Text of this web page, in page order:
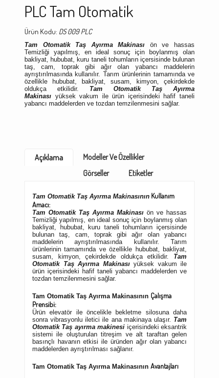
PLC Tam Otomatik
Ürün Kodu: DS 009 PLC
Tam Otomatik Taş Ayırma Makinası ön ve hassas
Temizliği yapılmış, en ideal sonuç için boylanmış olan
bakliyat, hububat, kuru taneli tohumların içersisinde bulunan
taş, cam, toprak gibi ağır olan yabancı maddelerin
ayrıştırılmasında kullanılır. Tarım ürünlerinin tamamında ve
özellikle hububat, bakliyat, susam, kimyon, çekirdekde
oldukça etkilidir. Tam Otomatik
Taş Ayırma
Makinası yüksek vakum ile ürün içerisindeki hafif taneli
yabancı maddelerden ve tozdan temzilenmesini sağlar.
Açıklama
Modeller Ve Özellikler
Görseller
Etiketler
Tam Otomatik Taş Ayırma Makinasının Kullanım
Amacı:
Tam Otomatik Taş Ayırma Makinası ön ve hassas
Temizliği yapılmış, en ideal sonuç için boylanmış olan
bakliyat, hububat, kuru taneli tohumların içersisinde
bulunan taş, cam, toprak gibi ağır olan yabancı
maddelerin ayrıştırılmasında kullanılır. Tarım
ürünlerinin tamamında ve özellikle hububat, bakliyat,
susam, kimyon, çekirdekde oldukça etkilidir. Tam
Otomatik Taş Ayırma Makinasıyüksek vakum ile
ürün içerisindeki hafif taneli yabancı maddelerden ve
tozdan temzilenmesini sağlar.
Tam Otomatik Taş Ayırma Makinasının Çalışma
Prensibi:
Ürün elevatör ile öncelikle bekletme silosuna daha
sonra vibrasyonlu iletici ile ana makinaya ulaşır. Tam
Otomatik Taş ayırma makinesi içerisindeki eksantrik
sistemi ile oluşturulan titreşim ve alt taraftan gelen
basınçlı havanın etkisi ile üründen ağır olan yabancı
maddelerden ayrıştırılması sağlanır.
Tam Otomatik Taş Ayırma Makinasının Avantajları